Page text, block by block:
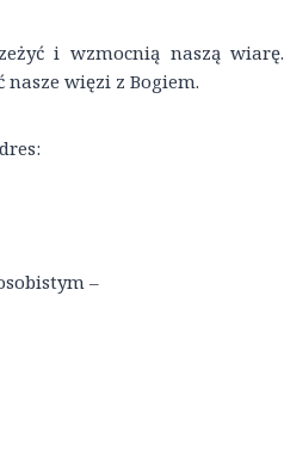
i wzmocnią naszą wiarę.
więzi z Bogiem.
–